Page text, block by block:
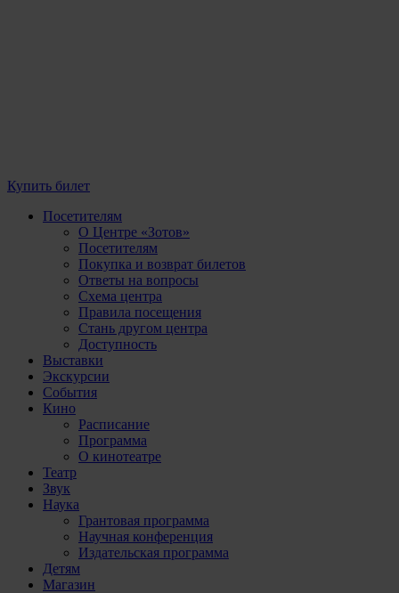
Купить билет
Посетителям
О Центре «Зотов»
Посетителям
Покупка и возврат билетов
Ответы на вопросы
Схема центра
Правила посещения
Стань другом центра
Доступность
Выставки
Экскурсии
События
Кино
Расписание
Программа
О кинотеатре
Театр
Звук
Наука
Грантовая программа
Научная конференция
Издательская программа
Детям
Магазин